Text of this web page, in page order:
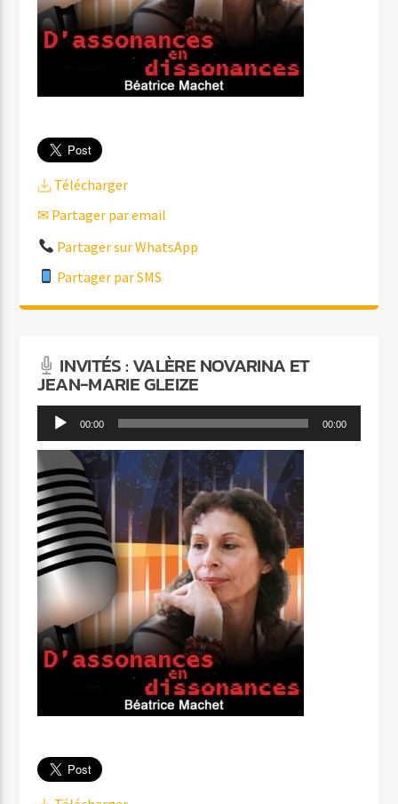
Télécharger
✉ Partager par email
Partager sur WhatsApp
Partager par SMS
INVITÉS : VALÈRE NOVARINA ET
JEAN-MARIE GLEIZE
Lecteur 00:00 00:00